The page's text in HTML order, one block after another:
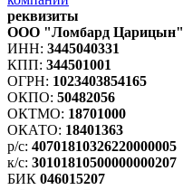
реквизиты
ООО "Ломбард Царицын"
ИНН: 3445040331
КПП: 344501001
ОГРН: 1023403854165
ОКПО: 50482056
ОКТМО: 18701000
ОКАТО: 18401363
р/с: 40701810326220000005
к/с: 30101810500000000207
БИК 046015207